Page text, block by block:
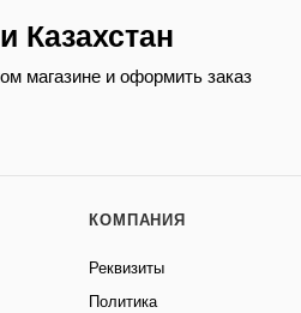
Казахстан
магазине и оформить заказ
КОМПАНИЯ
Реквизиты
Политика